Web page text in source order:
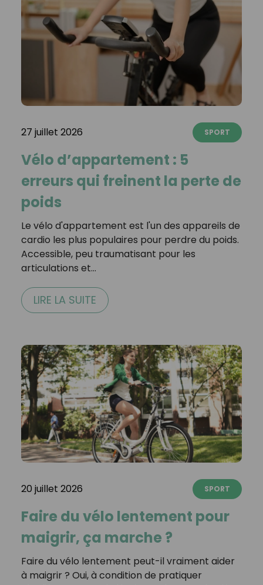
27 juillet 2026 SPORT
Vélo d’appartement : 5
erreurs qui freinent la perte de
poids
Le vélo d'appartement est l'un des appareils de
cardio les plus populaires pour perdre du poids.
Accessible, peu traumatisant pour les
articulations et…
LIRE LA SUITE
20 juillet 2026 SPORT
Faire du vélo lentement pour
maigrir, ça marche ?
Faire du vélo lentement peut-il vraiment aider
à maigrir ? Oui, à condition de pratiquer